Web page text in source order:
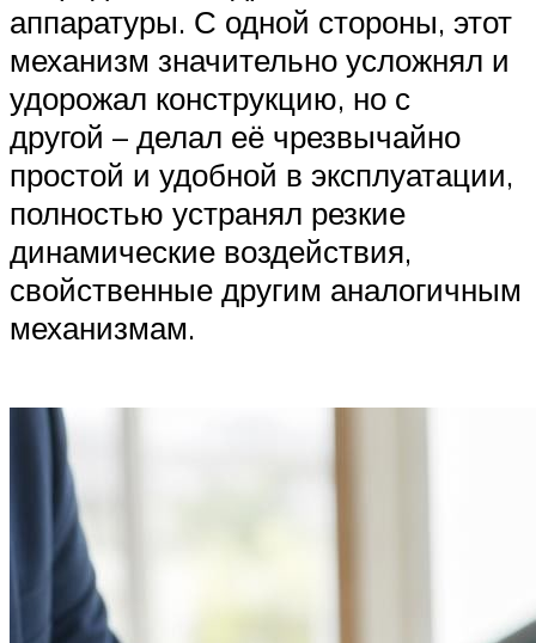
аппаратуры. С одной стороны, этот
механизм значительно усложнял и
удорожал конструкцию, но с
другой – делал её чрезвычайно
простой и удобной в эксплуатации,
полностью устранял резкие
динамические воздействия,
свойственные другим аналогичным
механизмам.